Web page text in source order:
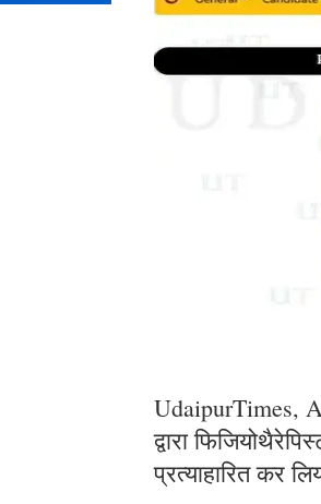
UdaipurTimes,
द्वारा
प्रत्याहारित कर